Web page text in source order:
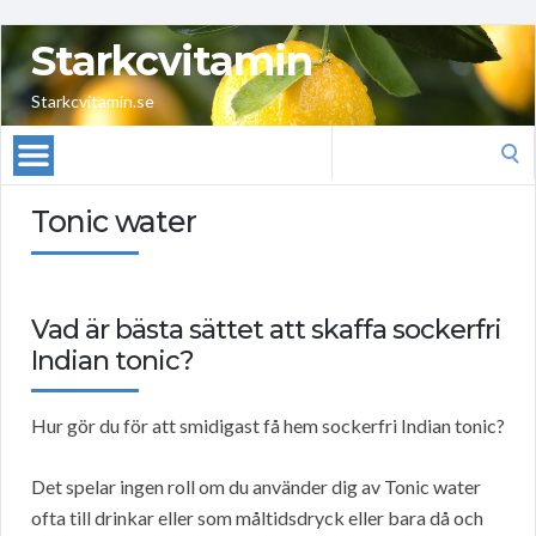
Starkcvitamin
Starkcvitamin.se
Tonic water
Vad är bästa sättet att skaffa sockerfri
Indian tonic?
Hur gör du för att smidigast få hem sockerfri Indian tonic?
Det spelar ingen roll om du använder dig av Tonic water
ofta till drinkar eller som måltidsdryck eller bara då och